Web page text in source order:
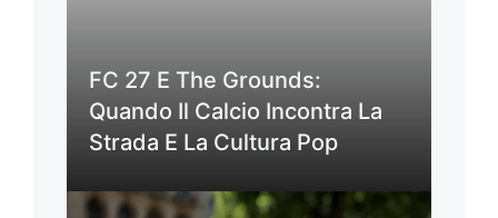
FC 27 E The Grounds:
Quando Il Calcio Incontra La
Strada E La Cultura Pop